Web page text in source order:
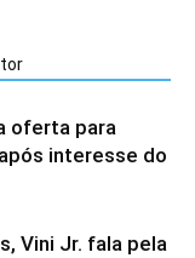
oferta para
interesse do
Vini Jr. fala pela